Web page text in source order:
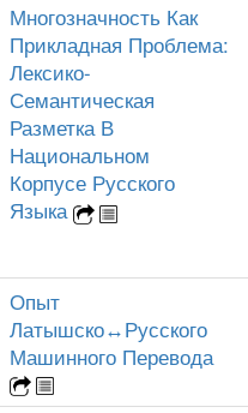
Многозначность Как
Прикладная Проблема:
Лексико-
Семантическая
Разметка В
Национальном
Корпусе Русского
Языка
Опыт
Латышско↔Русского
Машинного Перевода